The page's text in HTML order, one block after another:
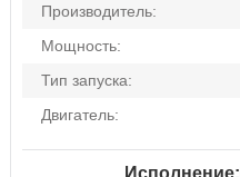
Производитель:
Мощность:
Тип запуска:
Двигатель:
Исполнение: